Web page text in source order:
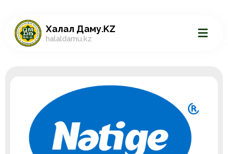
Халал Даму.KZ
halaldamu.kz